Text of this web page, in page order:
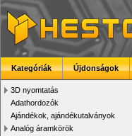
Kategóriák Újdonságok
3D nyomtatás
Adathordozók
Ajándékok, ajándékutalványok
Analóg áramkörök